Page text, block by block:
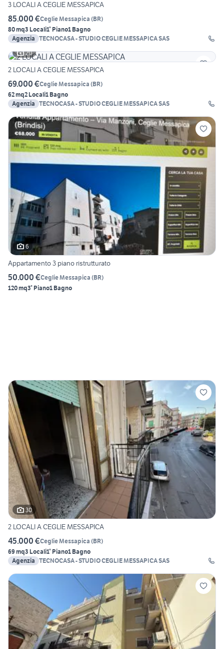
3 LOCALI A CEGLIE MESSAPICA
85.000 €Ceglie Messapica (BR)
80 mq3 Locali1° Piano1 Bagno
Agenzia TECNOCASA - STUDIO CEGLIE MESSAPICA SAS
20
2 LOCALI A CEGLIE MESSAPICA
69.000 €Ceglie Messapica (BR)
62 mq2 Locali1 Bagno
Agenzia TECNOCASA - STUDIO CEGLIE MESSAPICA SAS
6
Appartamento 3 piano ristrutturato
50.000 €Ceglie Messapica (BR)
120 mq3° Piano1 Bagno
30
2 LOCALI A CEGLIE MESSAPICA
45.000 €Ceglie Messapica (BR)
69 mq3 Locali1° Piano1 Bagno
Agenzia TECNOCASA - STUDIO CEGLIE MESSAPICA SAS